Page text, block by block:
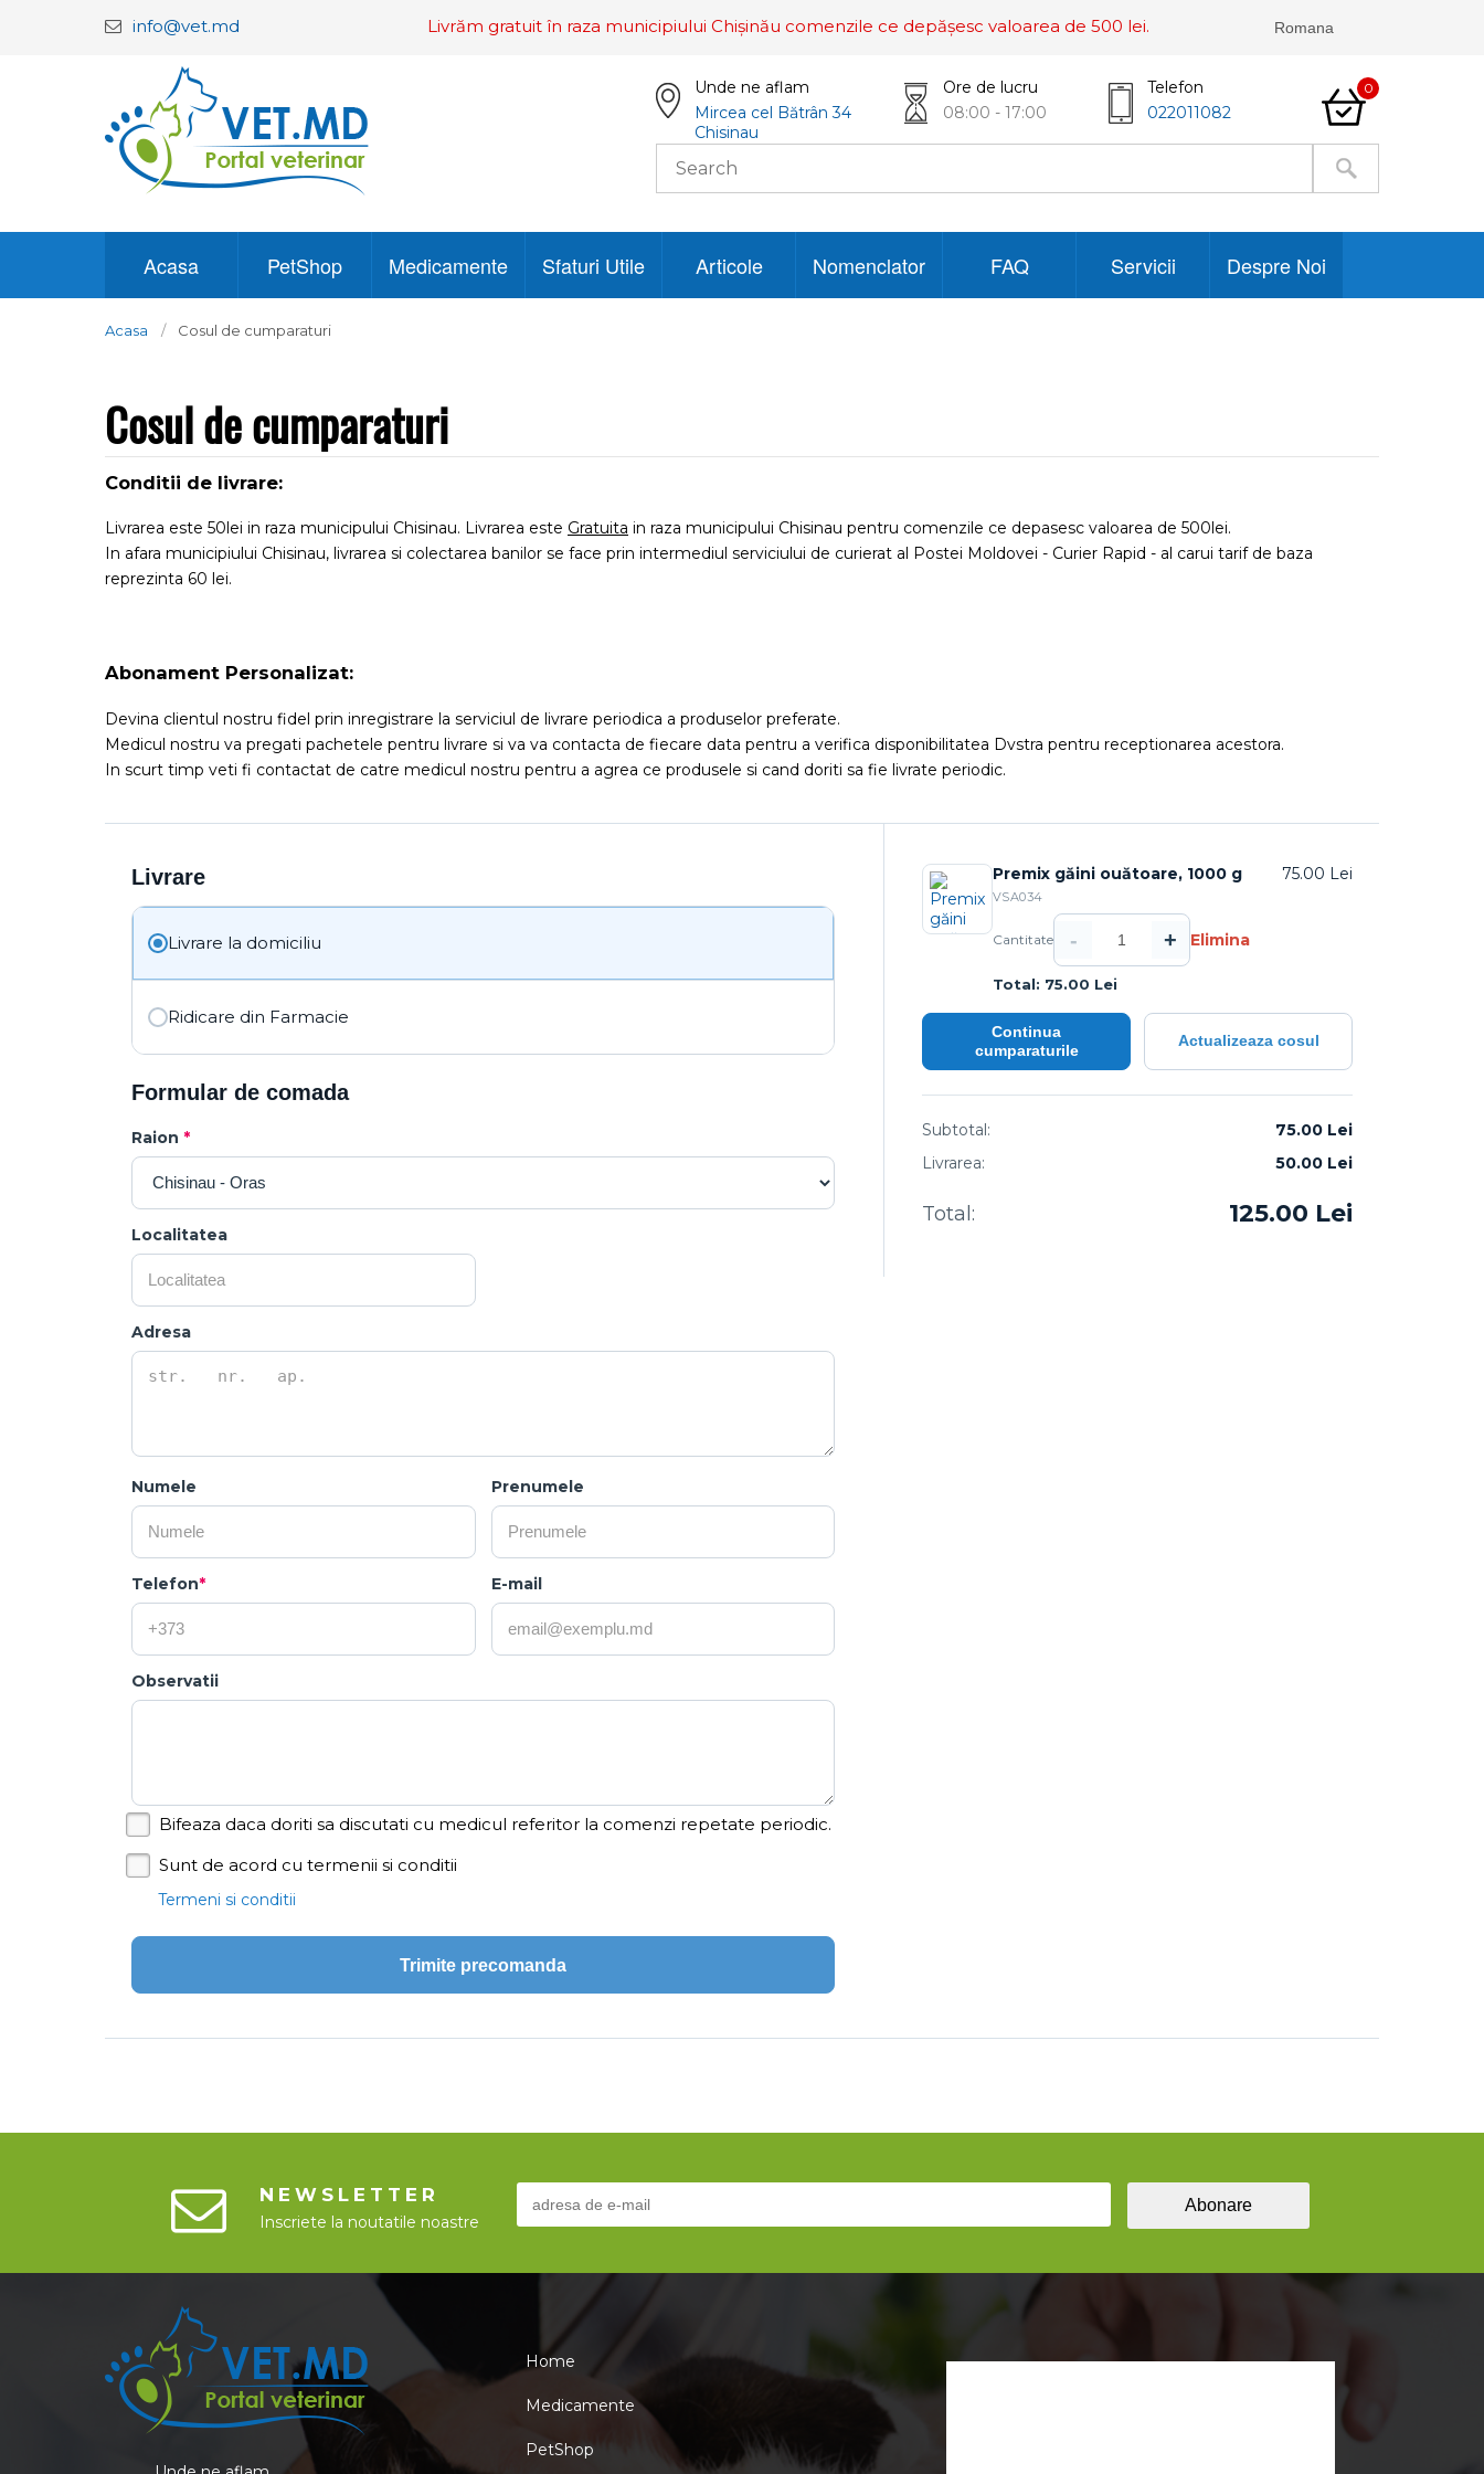
info@vet.md Livrăm gratuit în raza municipiului Chișinău comenzile ce depășesc valoarea de 500 lei.
Unde ne aflam
Mircea cel Bătrân 34
Chisinau
Ore de lucru
08:00 - 17:00
Telefon
022011082
0
Acasa PetShop Medicamente Sfaturi Utile Articole Nomenclator FAQ Servicii Despre Noi
Acasa Cosul de cumparaturi
Cosul de cumparaturi
Conditii de livrare:
Livrarea este 50lei in raza municipului Chisinau. Livrarea este Gratuita in raza municipului Chisinau pentru comenzile ce depasesc valoarea de 500lei.
In afara municipiului Chisinau, livrarea si colectarea banilor se face prin intermediul serviciului de curierat al Postei Moldovei - Curier Rapid - al carui tarif de baza
reprezinta 60 lei.
Abonament Personalizat:
Devina clientul nostru fidel prin inregistrare la serviciul de livrare periodica a produselor preferate.
Medicul nostru va pregati pachetele pentru livrare si va va contacta de fiecare data pentru a verifica disponibilitatea Dvstra pentru receptionarea acestora.
In scurt timp veti fi contactat de catre medicul nostru pentru a agrea ce produsele si cand doriti sa fie livrate periodic.
Livrare
Livrare la domiciliu
Ridicare din Farmacie
Formular de comada
Raion *
Localitatea
Adresa
Numele Prenumele
Telefon* E-mail
Observatii
Bifeaza daca doriti sa discutati cu medicul referitor la comenzi repetate periodic.
Sunt de acord cu termenii si conditii
Termeni si conditii
Trimite precomanda
Premix găini ouătoare, 1000 g 75.00 Lei
VSA034
Cantitate - + Elimina
Total: 75.00 Lei
Continua
cumparaturile
Actualizeaza cosul
Subtotal:
75.00 Lei
Livrarea:
50.00 Lei
Total: 125.00 Lei
NEWSLETTER
Inscriete la noutatile noastre
Home
Medicamente
PetShop